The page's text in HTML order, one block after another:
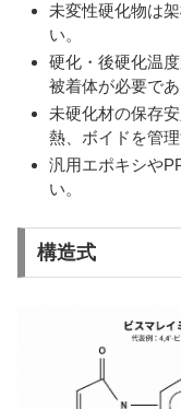
未変性硬化物は
い。
硬化・後硬化温
被着体が必要であ
未硬化材の保存
熱、ボイドを管
汎用エポキシや
い。
構造式